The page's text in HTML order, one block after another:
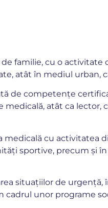
familie, cu o activitate
atât în mediul urban,
de competențe
atât ca lector,
medicală cu activitatea
sportive, precum și
situațiilor de urgență,
unor programe